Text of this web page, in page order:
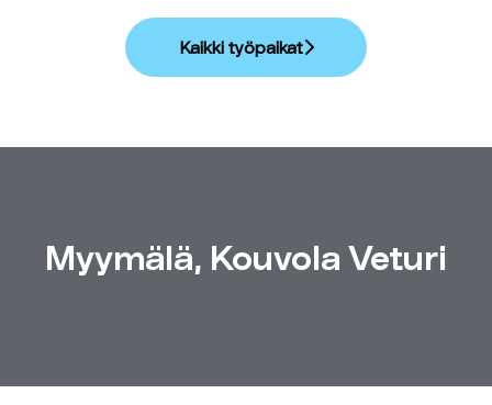
Kaikki työpaikat
Myymälä, Kouvola Veturi